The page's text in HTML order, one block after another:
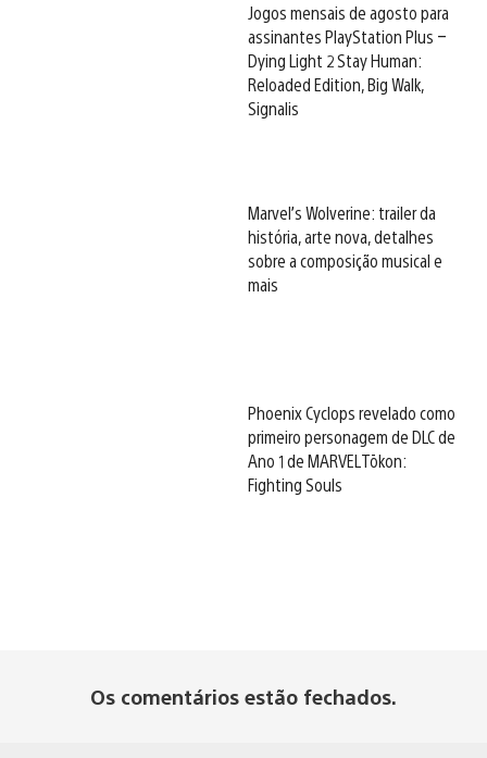
Jogos mensais de agosto para
assinantes PlayStation Plus –
Dying Light 2 Stay Human:
Reloaded Edition, Big Walk,
Signalis
Marvel’s Wolverine: trailer da
história, arte nova, detalhes
sobre a composição musical e
mais
Phoenix Cyclops revelado como
primeiro personagem de DLC de
Ano 1 de MARVEL Tōkon:
Fighting Souls
Os comentários estão fechados.